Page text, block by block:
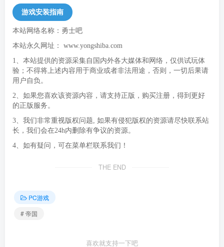
游戏安装指南
本站网络名称：勇士吧
本站永久网址： www.yongshiba.com
1、本站提供的资源采集自国内外各大媒体和网络，仅供试玩体
验；不得将上述内容用于商业或者非法用途，否则，一切后果请
用户自负。
2、如果您喜欢该资源内容，请支持正版，购买注册，得到更好
的正版服务。
3、我们非常重视版权问题, 如果有侵犯版权的资源请尽快联系站
长，我们会在24h内删除有争议的资源。
4、如有疑问，可在菜单栏联系我们！
THE END
PC游戏
# 帝国
喜欢就支持一下吧